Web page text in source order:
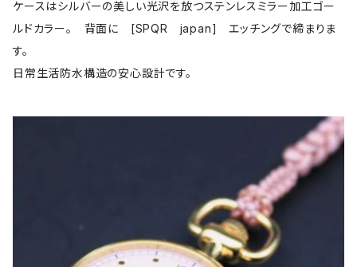
ケースはシルバーの美しい光沢を放つステンレスミラー加工ゴー
ルドカラー。 背面に [SPQR japan] エッチングで締まりま
す。
日常生活防水構造の安心設計です。